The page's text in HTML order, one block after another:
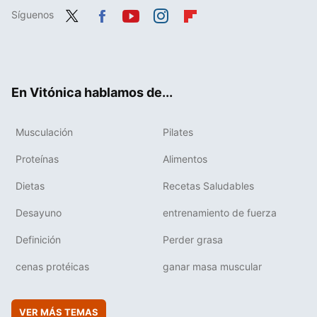
Síguenos
En Vitónica hablamos de...
Musculación Pilates
Proteínas Alimentos
Dietas Recetas Saludables
Desayuno entrenamiento de fuerza
Definición Perder grasa
cenas protéicas ganar masa muscular
VER MÁS TEMAS